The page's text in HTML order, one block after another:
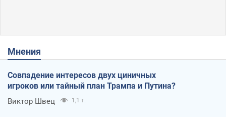
Мнения
Совпадение интересов двух циничных
игроков или тайный план Трампа и Путина?
Виктор Швец 1,1 т.